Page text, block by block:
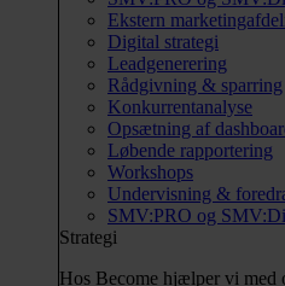
Ekstern
Digital strategi
Leadgenerering
Rådgivning & sparring
Konkurrentanalyse
Opsætning af
Løbende rapportering
Workshops
Undervisning &
SMV:PRO og
Strategi
Hos Become hjælper vi med